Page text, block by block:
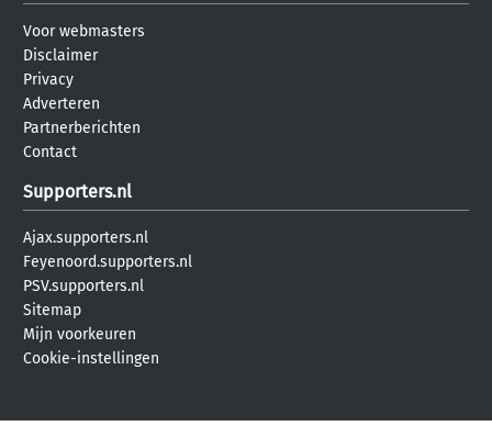
Voor webmasters
Disclaimer
Privacy
Adverteren
Partnerberichten
Contact
Supporters.nl
Ajax.supporters.nl
Feyenoord.supporters.nl
PSV.supporters.nl
Sitemap
Mijn voorkeuren
Cookie-instellingen